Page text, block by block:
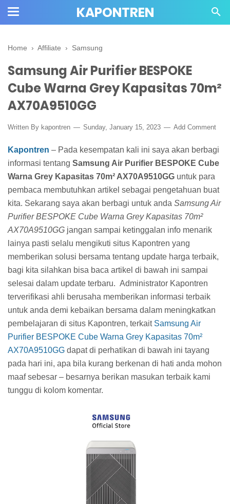
KAPONTREN
Home › Affiliate › Samsung
Samsung Air Purifier BESPOKE
Cube Warna Grey Kapasitas 70m²
AX70A9510GG
Written By kapontren Sunday, January 15, 2023 Add Comment
Kapontren – Pada kesempatan kali ini saya akan berbagi
informasi tentang Samsung Air Purifier BESPOKE Cube
Warna Grey Kapasitas 70m² AX70A9510GG untuk para
pembaca membutuhkan artikel sebagai pengetahuan buat
kita. Sekarang saya akan berbagi untuk anda Samsung Air
Purifier BESPOKE Cube Warna Grey Kapasitas 70m²
AX70A9510GG jangan sampai ketinggalan info menarik
lainya pasti selalu mengikuti situs Kapontren yang
memberikan solusi bersama tentang update harga terbaik,
bagi kita silahkan bisa baca artikel di bawah ini sampai
selesai dalam update terbaru. Administrator Kapontren
terverifikasi ahli berusaha memberikan informasi terbaik
untuk anda demi kebaikan bersama dalam meningkatkan
pembelajaran di situs Kapontren, terkait Samsung Air
Purifier BESPOKE Cube Warna Grey Kapasitas 70m²
AX70A9510GG dapat di perhatikan di bawah ini tayang
pada hari ini, apa bila kurang berkenan di hati anda mohon
maaf sebesar – besarnya berikan masukan terbaik kami
tunggu di kolom komentar.